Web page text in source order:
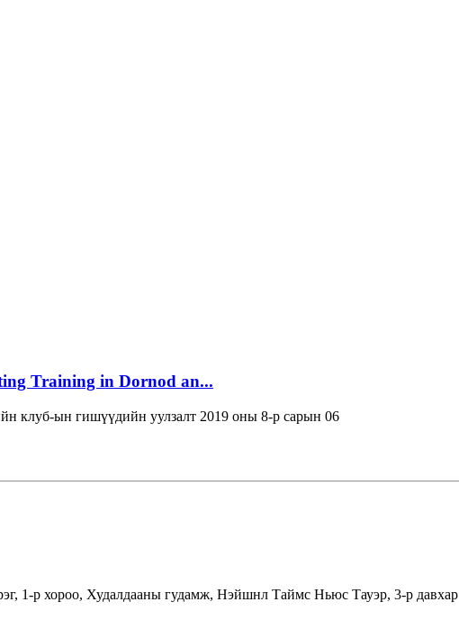
Training in Dornod an...
клуб-ын гишүүдийн уулзалт 2019 оны 8-р сарын 06
1-р хороо, Худалдааны гудамж, Нэйшнл Таймс Ньюс Тауэр, 3-р давхар